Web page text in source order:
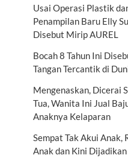
Usai Operasi Plastik
Penampilan Baru Elly
Disebut Mirip AUREL
Bocah 8 Tahun Ini
Tangan Tercantik di
Mengenaskan, Dicerai
Tua, Wanita Ini Jual
Anaknya Kelaparan
Sempat Tak Akui Anak,
Anak dan Kini Dijadikan